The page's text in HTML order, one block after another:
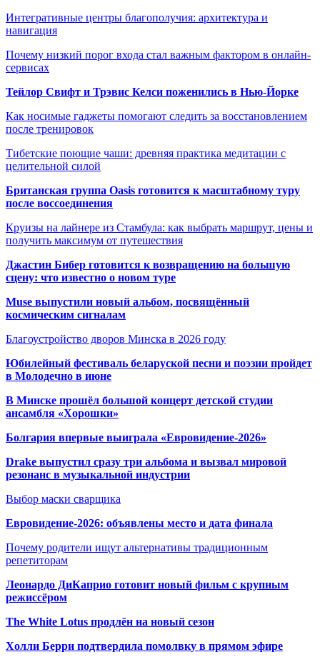
Интегративные центры благополучия: архитектура и
навигация
Почему низкий порог входа стал важным фактором в онлайн-
сервисах
Тейлор Свифт и Трэвис Келси поженились в Нью-Йорке
Как носимые гаджеты помогают следить за восстановлением
после тренировок
Тибетские поющие чаши: древняя практика медитации с
целительной силой
Британская группа Oasis готовится к масштабному туру
после воссоединения
Круизы на лайнере из Стамбула: как выбрать маршрут, цены и
получить максимум от путешествия
Джастин Бибер готовится к возвращению на большую
сцену: что известно о новом туре
Muse выпустили новый альбом, посвящённый
космическим сигналам
Благоустройство дворов Минска в 2026 году
Юбилейный фестиваль беларуской песни и поэзии пройдет
в Молодечно в июне
В Минске прошёл большой концерт детской студии
ансамбля «Хорошки»
Болгария впервые выиграла «Евровидение-2026»
Drake выпустил сразу три альбома и вызвал мировой
резонанс в музыкальной индустрии
Выбор маски сварщика
Евровидение-2026: объявлены место и дата финала
Почему родители ищут альтернативы традиционным
репетиторам
Леонардо ДиКаприо готовит новый фильм с крупным
режиссёром
The White Lotus продлён на новый сезон
Холли Берри подтвердила помолвку в прямом эфире